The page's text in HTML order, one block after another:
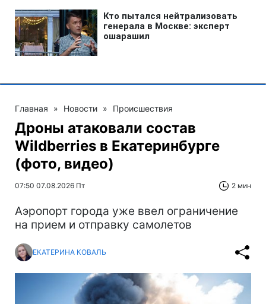
Главная » Новости » Происшествия
Дроны атаковали состав
Wildberries в Екатеринбурге
(фото, видео)
07:50 07.08.2026 Пт 2 мин
Аэропорт города уже ввел ограничение
на прием и отправку самолетов
ЕКАТЕРИНА КОВАЛЬ